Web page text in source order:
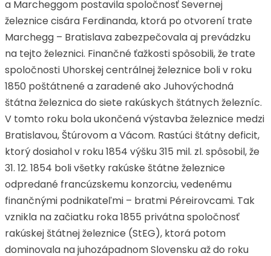
a Marcheggom postavila spoločnosť Severnej
železnice cisára Ferdinanda, ktorá po otvorení trate
Marchegg – Bratislava zabezpečovala aj prevádzku
na tejto železnici. Finančné ťažkosti spôsobili, že trate
spoločnosti Uhorskej centrálnej železnice boli v roku
1850 poštátnené a zaradené ako Juhovýchodná
štátna železnica do siete rakúskych štátnych železníc.
V tomto roku bola ukončená výstavba železnice medzi
Bratislavou, Štúrovom a Vácom. Rastúci štátny deficit,
ktorý dosiahol v roku 1854 výšku 315 mil. zl. spôsobil, že
31. 12. 1854 boli všetky rakúske štátne železnice
odpredané francúzskemu konzorciu, vedenému
finančnými podnikateľmi – bratmi Péreirovcami. Tak
vznikla na začiatku roka 1855 privátna spoločnosť
rakúskej štátnej železnice (StEG), ktorá potom
dominovala na juhozápadnom Slovensku až do roku